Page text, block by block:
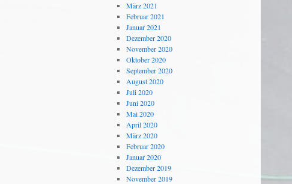
März 2021
Februar 2021
Januar 2021
Dezember 2020
November 2020
Oktober 2020
September 2020
August 2020
Juli 2020
Juni 2020
Mai 2020
April 2020
März 2020
Februar 2020
Januar 2020
Dezember 2019
November 2019